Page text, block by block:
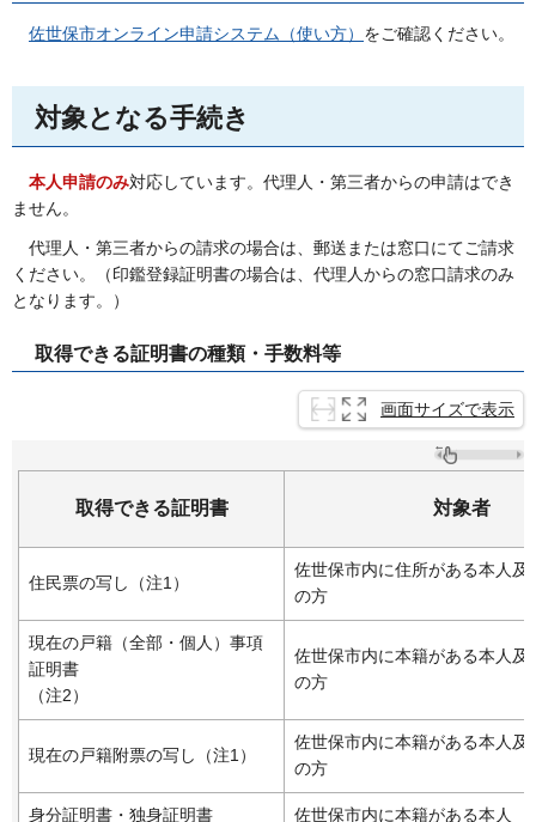
佐世保市オンライン申請システム（使い方） をご確認ください。
対象となる手続き
本人申請のみ対応しています。代理人・第三者からの申請はでき
ません。
代理人・第三者からの請求の場合は、郵送または窓口にてご請求
ください。（印鑑登録証明書の場合は、代理人からの窓口請求のみ
となります。）
取得できる証明書の種類・手数料等
画面サイズで表示
取得できる証明書 対象者
住民票の写し（注1）
佐世保市内に住所がある本人及
の方
現在の戸籍（全部・個人）事項
証明書
（注2）
佐世保市内に本籍がある本人及
の方
現在の戸籍附票の写し（注1）
佐世保市内に本籍がある本人及
の方
身分証明書・独身証明書 佐世保市内に本籍がある本人